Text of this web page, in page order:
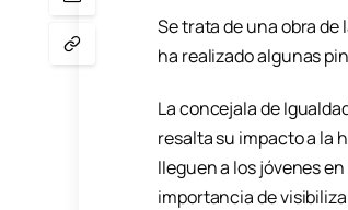
Se trata de una obra
ha realizado algunas
La concejala de
resalta su impacto a la
lleguen a los jóvenes
importancia de